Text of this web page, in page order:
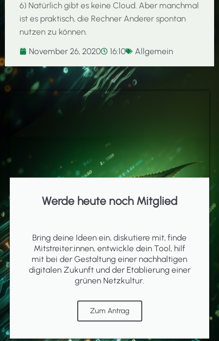
6) Natürlich gibt es keine Cloud. Aber manchmal
ist es praktisch, die Rechner Anderer spontan
nutzen zu können.
November 26, 2020
16:10 Allgemein
Werde heute noch Mitglied
Bring deine Ideen ein, diskutiere mit, finde
Mitstreiter:innen, entwickle dein Tool, hilf
mit bei der Gestaltung einer nachhaltigen
digitalen Zukunft und der Etablierung einer
grünen Netzkultur.
Zum Antrag